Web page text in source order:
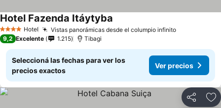
4 EstrellasHotel Vistas panorámicas desde el columpio infinito
Hotel Fazenda Itáytyba
9,2 Excelente 1.215 Tibagi
Seleccioná las fechas para ver los
precios exactos
Ver precios
Compartir